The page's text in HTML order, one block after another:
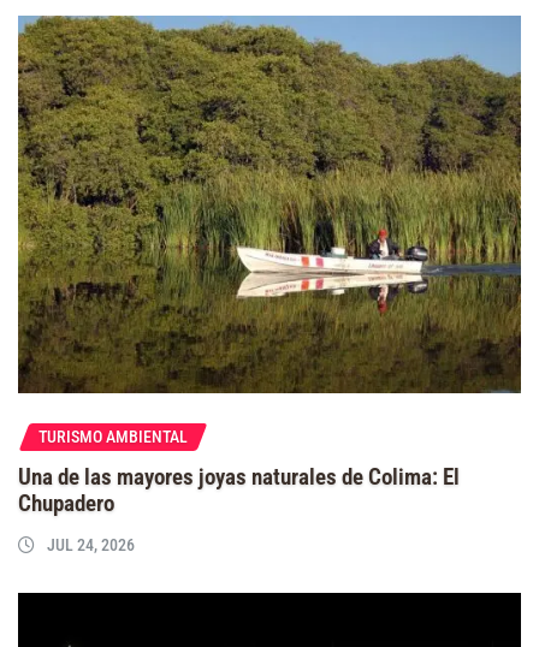
TURISMO AMBIENTAL
Una de las mayores joyas naturales de Colima: El
Chupadero
JUL 24, 2026